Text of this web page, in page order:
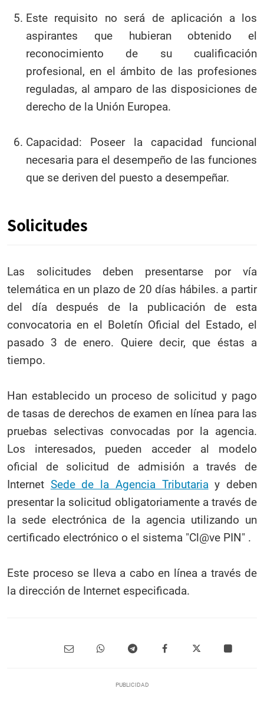
Este requisito no será de aplicación a los
aspirantes que hubieran obtenido el
reconocimiento de su cualificación
profesional, en el ámbito de las profesiones
reguladas, al amparo de las disposiciones de
derecho de la Unión Europea.
Capacidad: Poseer la capacidad funcional
necesaria para el desempeño de las funciones
que se deriven del puesto a desempeñar.
Solicitudes
Las solicitudes deben presentarse por vía
telemática en un plazo de 20 días hábiles. a partir
del día después de la publicación de esta
convocatoria en el Boletín Oficial del Estado, el
pasado 3 de enero. Quiere decir, que éstas a
tiempo.
Han establecido un proceso de solicitud y pago
de tasas de derechos de examen en línea para las
pruebas selectivas convocadas por la agencia.
Los interesados, pueden acceder al modelo
oficial de solicitud de admisión a través de
Internet Sede de la Agencia Tributariay deben
presentar la solicitud obligatoriamente a través de
la sede electrónica de la agencia utilizando un
certificado electrónico o el sistema "Cl@ve PIN" .
Este proceso se lleva a cabo en línea a través de
la dirección de Internet especificada.